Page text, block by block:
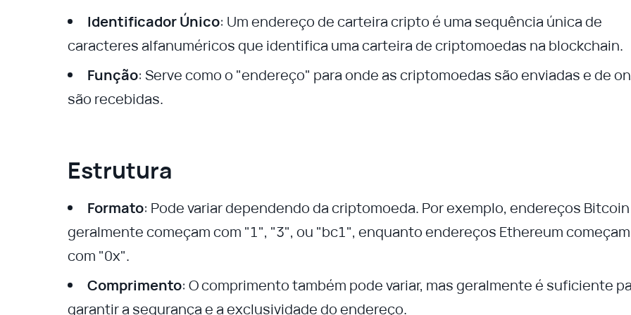
Identificador Único: Um endereço de carteira cripto é uma sequência única de
caracteres alfanuméricos que identifica uma carteira de criptomoedas na blockchain.
Função: Serve como o "endereço" para onde as criptomoedas são enviadas e de
são recebidas.
Estrutura
Formato: Pode variar dependendo da criptomoeda. Por exemplo, endereços Bitcoin
geralmente começam com "1", "3", ou "bc1", enquanto endereços Ethereum começam
com "0x".
Comprimento: O comprimento também pode variar, mas geralmente é suficiente
garantir a segurança e a exclusividade do endereço.